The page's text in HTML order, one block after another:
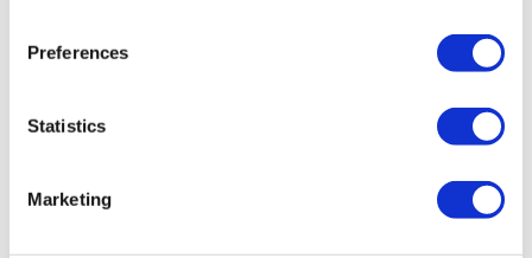
Preferences
Statistics
Marketing